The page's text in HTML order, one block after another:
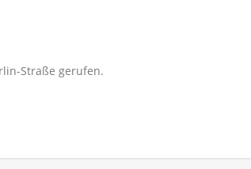
Straße gerufen.